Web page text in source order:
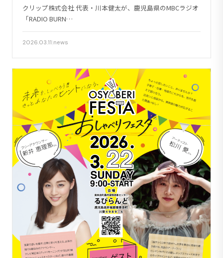
クリップ株式会社 代表・川本健太が、鹿児島県のMBCラジオ
「RADIO BURN…
2026.03.11 news